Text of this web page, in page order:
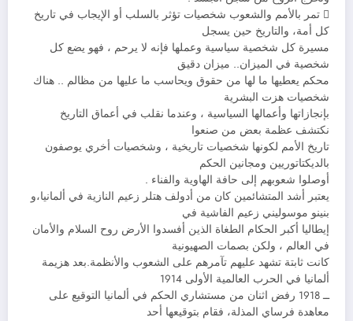
 تمر بالأمم والشعوب شخصيات تؤثر بالسلب أو الإيجاب في تاريخ
كل أمة، والتاريخ حين يسجل
مسيرة كل شخصية سياسية وعملها فإنه لا يرحم ، فهو يضع كل
شخصية في الميزان.. ميزان دقيق
محكم يعطيها ما لها من حقوق ويحاسب ما عليها من مظالم .. هناك
شخصيات هزت البشرية
بإنجازاتها وأعمالها السياسية ، وعندما نقلب في أعماق التاريخ
نكتشف عظمة بعض من صنعوا
تاريخ الأمم لكونها شخصيات تاريخية ، وشخصيات أخري يوصفون
بالديكتاتوريين ومجانين الحكم
أوصلوا شعوبهم إلى حافة الهاوية والفناء .
يعتبر أشد المتشائمين كان من أدولف هتلر زعيم النازية في ألمانيا،و
بنينو موسوليني زعيم الفاشية في
إيطاليا أكبر الحكام الطغاة الذين أفسدوا الأرض روح السلام والأمان
في العالم ، ولكن بصمات الصهيونية
كانت ثابتة تشهد عليهم تآمرهم على الشعوب والأنظمة.بعد هزيمة
ألمانيا في الحرب العالمية الأولى 1914
ــ 1918 رفض اثنان من مستشاري الحكم في ألمانيا التوقيع على
معاهدة فرساي المذلة، فقام بتوقيعها أحد